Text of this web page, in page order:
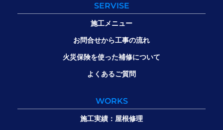
SERVISE
施工メニュー
お問合せから工事の流れ
火災保険を使った補修について
よくあるご質問
WORKS
施工実績：屋根修理